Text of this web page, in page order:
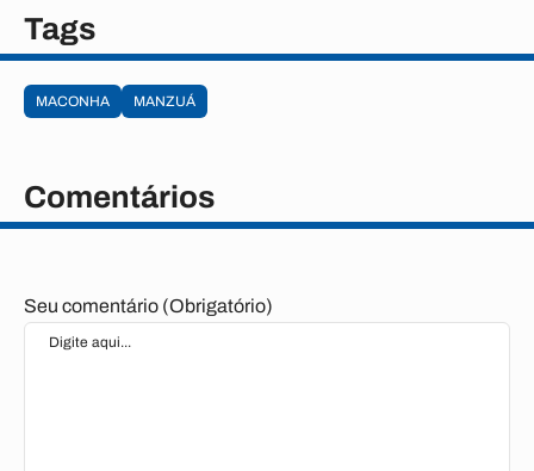
Tags
MACONHA MANZUÁ
Comentários
Seu comentário (Obrigatório)